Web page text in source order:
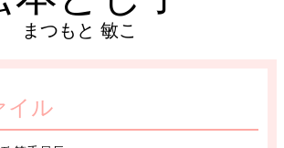
まつもと 敏こ
イル